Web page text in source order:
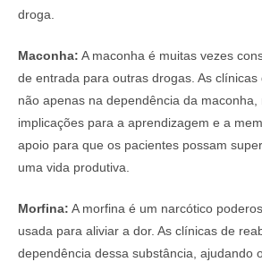
droga.
Maconha: A maconha é muitas vezes
de entrada para outras drogas. As
não apenas na dependência da
implicações para a aprendizagem e a
apoio para que os pacientes possam
uma vida produtiva.
Morfina: A morfina é um narcótico
usada para aliviar a dor. As clínicas de
dependência dessa substância, ajudando